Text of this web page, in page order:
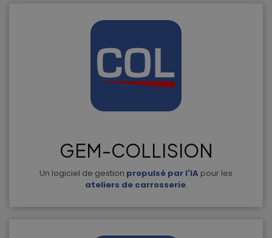
GEM-COLLISION
Un logiciel de gestion propulsé par l'IA pour les
ateliers de carrosserie.